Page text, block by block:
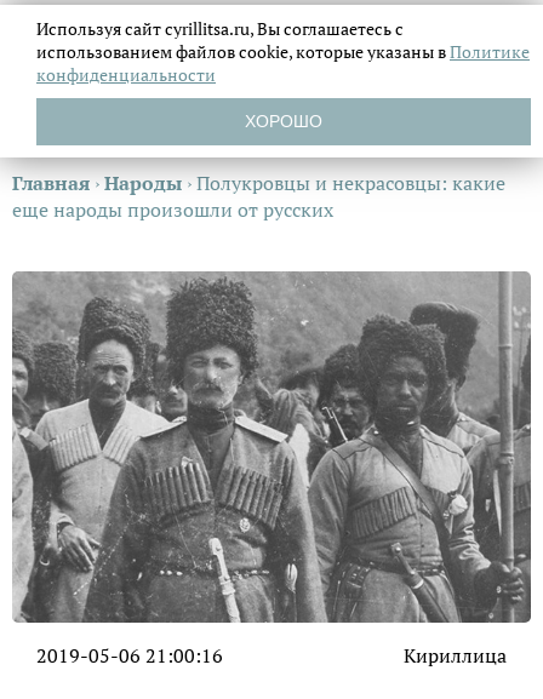
Главная ›Народы ›Полукровцы и некрасовцы: какие
еще народы пpoизошли от русских
2019-05-06 21:00:16 Кириллица
Используя сайт cyrillitsa.ru, Вы соглашаетесь с
использованием файловcookie, которые указаны вПолитике
конфиденциальности
ХОРОШО